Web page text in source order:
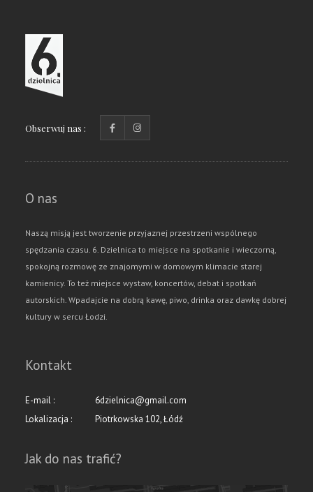
Obserwuj nas :
O nas
Naszą misją jest tworzenie przyjaznej przestrzeni wspólnego
spędzania czasu. 6. Dzielnica to miejsce na spotkanie i wieczorną,
spokojną rozmowę ze znajomymi w domowym klimacie starej
kamienicy. To też miejsce wystaw, koncertów, debat i spotkań
autorskich. Wpadajcie na dobrą kawę, piwo, drinka oraz dawkę dobrej
kultury w sercu Łodzi.
Kontakt
E-mail :
6dzielnica@gmail.com
Lokalizacja :
Piotrkowska 102, Łódź
Jak do nas trafić?